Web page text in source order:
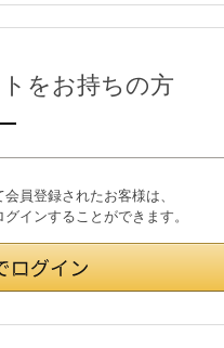
をお持ちの方
員登録されたお客様は、
インすることができます。